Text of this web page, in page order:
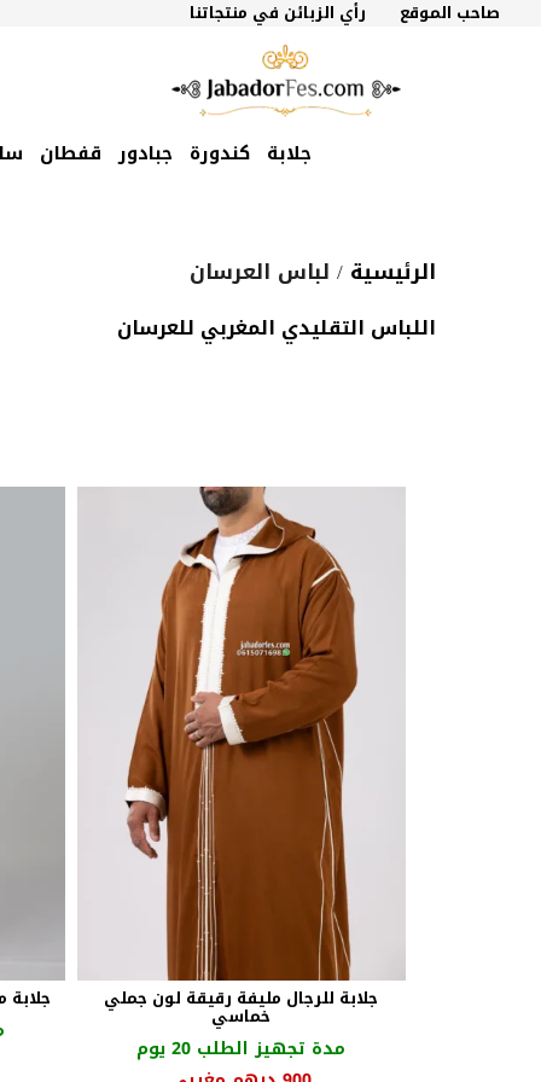
انتقلصاحب الموقع رأي الزبائن في منتجاتنا
جلابة كندورة جبادور قفطان
الرئيسية / لباس العرسان
اللباس التقليدي المغربي للعرسان
جلابة للرجال مليفة رقيقة لون جملي
خماسي
مدة تجهيز الطلب 20 يوم